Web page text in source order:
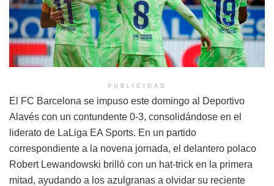
PUBLICIDAD
El FC Barcelona se impuso este domingo al Deportivo
Alavés con un contundente 0-3, consolidándose en el
liderato de LaLiga EA Sports. En un partido
correspondiente a la novena jornada, el delantero polaco
Robert Lewandowski brilló con un hat-trick en la primera
mitad, ayudando a los azulgranas a olvidar su reciente